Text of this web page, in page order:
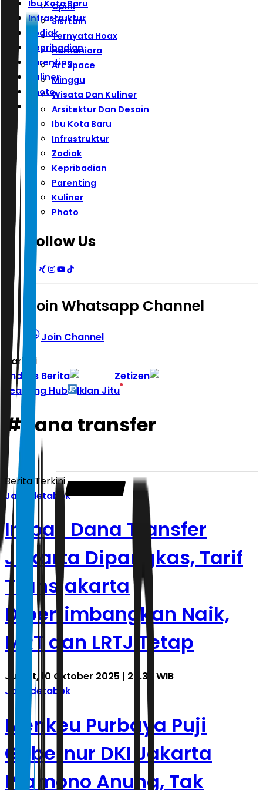
Ibu Kota Baru
Infrastruktur
Zodiak
Kepribadian
Parenting
Kuliner
Photo
Opini
Sisi Lain
Ternyata Hoax
Humaniora
Art Space
Minggu
Wisata Dan Kuliner
Arsitektur Dan Desain
Ibu Kota Baru
Infrastruktur
Zodiak
Kepribadian
Parenting
Kuliner
Photo
Follow Us
Join Whatsapp Channel
Join Channel
Hari ini
Indeks Berita
Zetizen
Learning Hub
Iklan Jitu
# dana transfer
Berita Terkini
Jabodetabek
Imbas Dana Transfer
Jakarta Dipangkas, Tarif
Transjakarta
Dipertimbangkan Naik,
MRT dan LRTJ Tetap
Jumat, 10 Oktober 2025 | 20.35 WIB
Jabodetabek
Menkeu Purbaya Puji
Gubernur DKI Jakarta
Pramono Anung, Tak